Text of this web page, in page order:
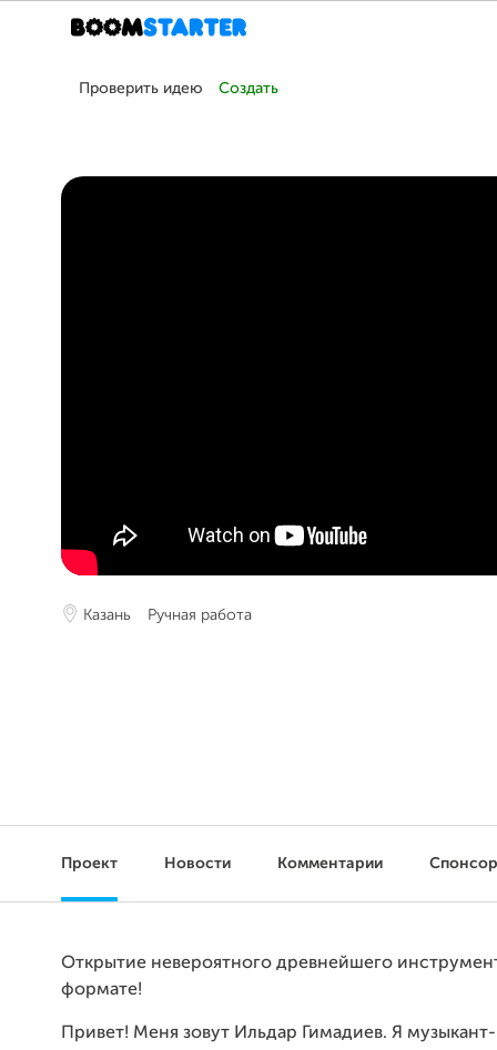
Проверить идею Создать
Казань Ручная работа
Проект Новости Комментарии
Открытие невероятного древнейшего
формате!
Привет! Меня зовут Ильдар Гимадиев. Я музыкант-